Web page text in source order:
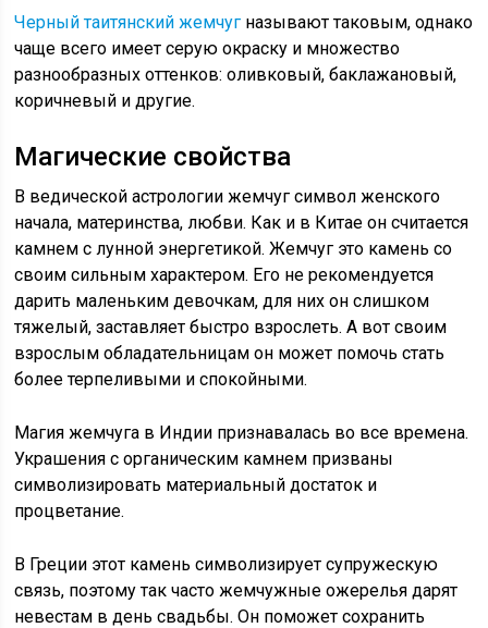
Черный таитянский жемчуг называют таковым, однако
чаще всего имеет серую окраску и множество
разнообразных оттенков: оливковый, баклажановый,
коричневый и другие.
Магические свойства
В ведической астрологии жемчуг символ женского
начала, материнства, любви. Как и в Китае он считается
камнем с лунной энергетикой. Жемчуг это камень со
своим сильным характером. Его не рекомендуется
дарить маленьким девочкам, для них он слишком
тяжелый, заставляет быстро взрослеть. А вот своим
взрослым обладательницам он может помочь стать
более терпеливыми и спокойными.
Магия жемчуга в Индии признавалась во все времена.
Украшения с органическим камнем призваны
символизировать материальный достаток и
процветание.
В Греции этот камень символизирует супружескую
связь, поэтому так часто жемчужные ожерелья дарят
невестам в день свадьбы. Он поможет сохранить